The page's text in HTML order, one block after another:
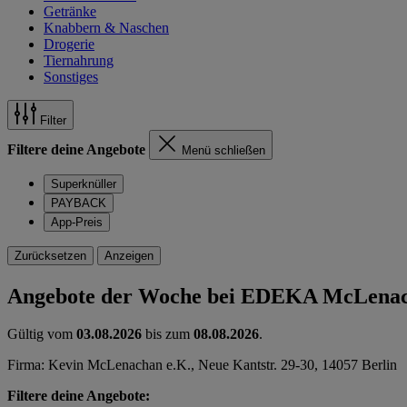
Getränke
Knabbern & Naschen
Drogerie
Tiernahrung
Sonstiges
Filter
Filtere deine Angebote Menü schließen
Superknüller
PAYBACK
App-Preis
Zurücksetzen Anzeigen
Angebote der Woche bei EDEKA
Gültig vom 03.08.2026 bis zum 08.08.2026.
Firma: Kevin McLenachan e.K., Neue Kantstr. 29-30, 14057 Berlin
Filtere deine Angebote: